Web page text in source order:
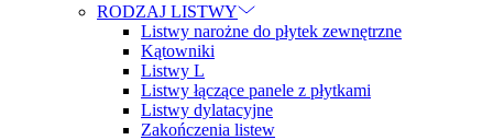
RODZAJ LISTWY
Listwy narożne do płytek zewnętrzne
Kątowniki
Listwy L
Listwy łączące panele z płytkami
Listwy dylatacyjne
Zakończenia listew